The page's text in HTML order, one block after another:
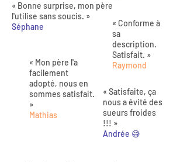
« Bonne surprise, mon père
l'utilise sans soucis. »
Séphane
« Mon père l'a
facilement
adopté, nous en
sommes satisfait.
»
Mathias
« Conforme à
sa
description.
Satisfait. »
Raymond
« Satisfaite, ça
nous a évité des
sueurs froides
!!! »
Andrée 😅